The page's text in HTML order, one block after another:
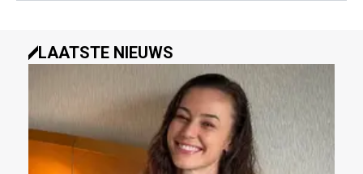
LAATSTE NIEUWS